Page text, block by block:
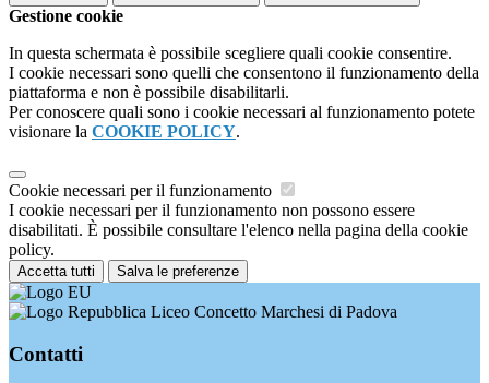
Gestione cookie
In questa schermata è possibile scegliere quali cookie consentire.
I cookie necessari sono quelli che consentono il funzionamento della
piattaforma e non è possibile disabilitarli.
Per conoscere quali sono i cookie necessari al funzionamento potete
visionare la COOKIE POLICY.
Cookie necessari per il funzionamento
I cookie necessari per il funzionamento non possono essere
disabilitati. È possibile consultare l'elenco nella pagina della cookie
policy.
Accetta tutti Salva le preferenze
Liceo Concetto Marchesi di Padova
Contatti